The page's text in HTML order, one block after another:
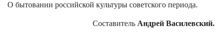
О бытовании российской культуры советского периода.
Составитель Андрей Василевский.